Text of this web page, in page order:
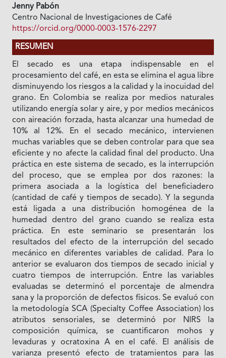
Jenny Pabón
Centro Nacional de Investigaciones de Café
https://orcid.org/0000-0003-1576-2297
RESUMEN
El secado es una etapa indispensable en el
procesamiento del café, en esta se elimina el agua libre
disminuyendo los riesgos a la calidad y la inocuidad del
grano. En Colombia se realiza por medios naturales
utilizando energía solar y aire, y por medios mecánicos
con aireación forzada, hasta alcanzar una humedad de
10% al 12%. En el secado mecánico, intervienen
muchas variables que se deben controlar para que sea
eficiente y no afecte la calidad final del producto. Una
práctica en este sistema de secado, es la interrupción
del proceso, que se emplea por dos razones: la
primera asociada a la logística del beneficiadero
(cantidad de café y tiempos de secado). Y la segunda
está ligada a una distribución homogénea de la
humedad dentro del grano cuando se realiza esta
práctica. En este seminario se presentarán los
resultados del efecto de la interrupción del secado
mecánico en diferentes variables de calidad. Para lo
anterior se evaluaron dos tiempos de secado inicial y
cuatro tiempos de interrupción. Entre las variables
evaluadas se determinó el porcentaje de almendra
sana y la proporción de defectos físicos. Se evaluó con
la metodología SCA (Specialty Coffee Association) los
atributos sensoriales, se determinó por NIRS la
composición química, se cuantificaron mohos y
levaduras y ocratoxina A en el café. El análisis de
varianza presentó efecto de tratamientos para las